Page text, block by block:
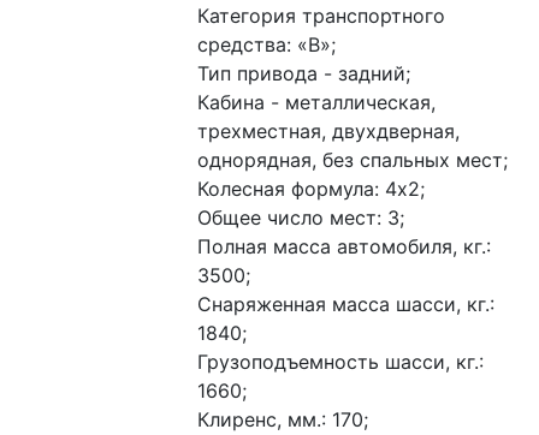
Категория транспортного
средства: «В»;
Тип привода - задний;
Кабина - металлическая,
трехместная, двухдверная,
однорядная, без спальных мест;
Колесная формула: 4х2;
Общее число мест: 3;
Полная масса автомобиля, кг.:
3500;
Снаряженная масса шасси, кг.:
1840;
Грузоподъемность шасси, кг.:
1660;
Клиренс, мм.: 170;